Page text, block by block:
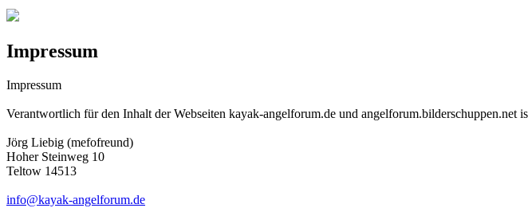
Impressum
Impressum
Verantwortlich für den Inhalt der Webseiten kayak-angelforum.de und angelforum.bilderschuppen.net
Jörg Liebig (mefofreund)
Hoher Steinweg 10
Teltow 14513
info@kayak-angelforum.de